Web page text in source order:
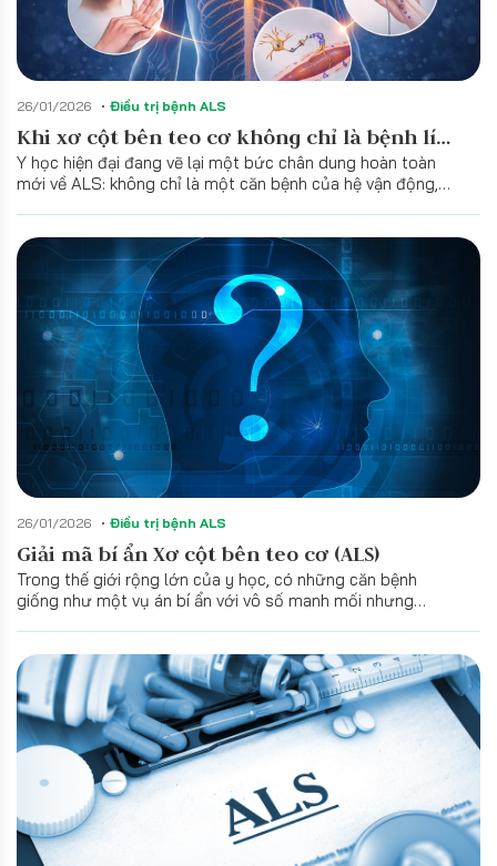
26/01/2026 Điều trị bệnh ALS
Khi xơ cột bên teo cơ không chỉ là bệnh lí
của chuyên khoa Thần kinh: Những cuộc
chiến thầm lặng
Y học hiện đại đang vẽ lại một bức chân dung hoàn toàn
mới về ALS: không chỉ là một căn bệnh của hệ vận động,
động, nhưng những cơn dư chấn lại lan tỏa đến mọi ngóc
ngách của cơ thể và tâm trí.
26/01/2026 Điều trị bệnh ALS
Giải mã bí ẩn Xơ cột bên teo cơ (ALS)
Trong thế giới rộng lớn của y học, có những căn bệnh
giống như một vụ án bí ẩn với vô số manh mối nhưng
như vậy – không đến từ một nguyên nhân đơn lẻ hay tuân
theo bất kì một kịch bản định sẵn nào.